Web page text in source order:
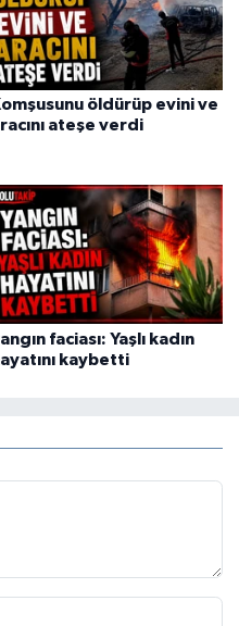
öldürüp evini ve
ateşe verdi
faciası: Yaşlı kadın
kaybetti